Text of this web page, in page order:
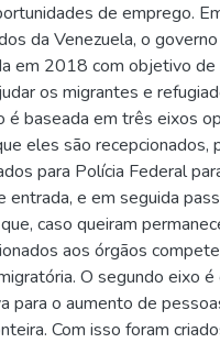
de emprego.
da Venezuela, o
em 2018 com objetivo
os migrantes e
é baseada em três eixos
eles são recepcionados,
para Polícia Federal
entrada, e em seguida
caso queiram
aos órgãos
O segundo eixo
para o aumento de
Com isso foram